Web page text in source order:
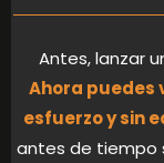
Antes, lanzar
Ahora puedes
esfuerzo y sin
antes de tiempo